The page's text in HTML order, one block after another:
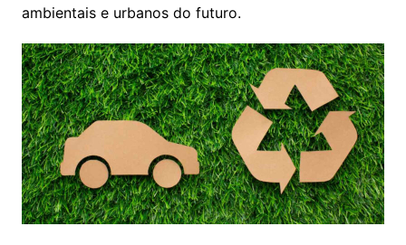
ambientais e urbanos do futuro.